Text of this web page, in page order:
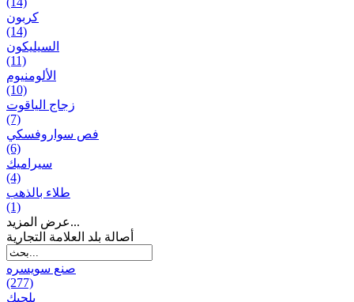
كربون
(14)
السيليكون
(11)
الألومنيوم
(10)
زجاج الياقوت
(7)
فص سواروفسكي
(6)
سيراميك
(4)
طلاء بالذهب
(1)
عرض المزيد...
أصالة بلد العلامة التجارية
صنع سویسره
(277)
بلجيك